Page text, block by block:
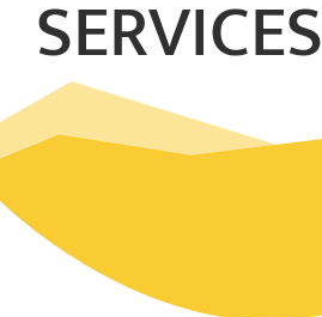
SERVICES